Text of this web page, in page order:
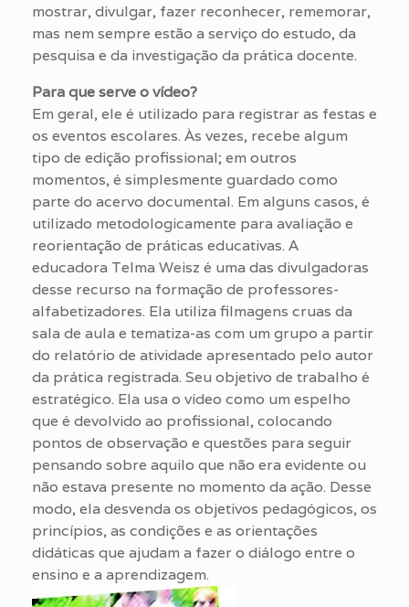
mostrar, divulgar, fazer reconhecer, rememorar,
mas nem sempre estão a serviço do estudo, da
pesquisa e da investigação da prática docente.
Para que serve o vídeo?
Em geral, ele é utilizado para registrar as festas e
os eventos escolares. Às vezes, recebe algum
tipo de edição profissional; em outros
momentos, é simplesmente guardado como
parte do acervo documental. Em alguns casos, é
utilizado metodologicamente para avaliação e
reorientação de práticas educativas. A
educadora Telma Weisz é uma das divulgadoras
desse recurso na formação de professores-
alfabetizadores. Ela utiliza filmagens cruas da
sala de aula e tematiza-as com um grupo a partir
do relatório de atividade apresentado pelo autor
da prática registrada. Seu objetivo de trabalho é
estratégico. Ela usa o vídeo como um espelho
que é devolvido ao profissional, colocando
pontos de observação e questões para seguir
pensando sobre aquilo que não era evidente ou
não estava presente no momento da ação. Desse
modo, ela desvenda os objetivos pedagógicos, os
princípios, as condições e as orientações
didáticas que ajudam a fazer o diálogo entre o
ensino e a aprendizagem.